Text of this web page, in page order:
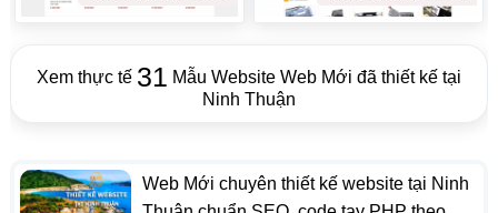
Xem thực tế 31 Mẫu Website Web Mới đã thiết kế tại
Ninh Thuận
Web Mới chuyên thiết kế website tại Ninh